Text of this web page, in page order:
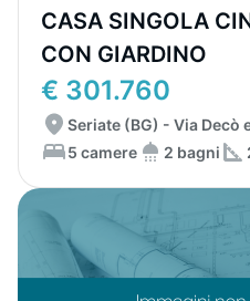
CASA SINGOLA
CON GIARDINO
€ 301.760
Seriate (BG) - Via Decò
5 camere
2 bagni